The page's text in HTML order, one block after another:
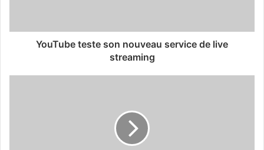
YouTube teste son nouveau service de live
streaming